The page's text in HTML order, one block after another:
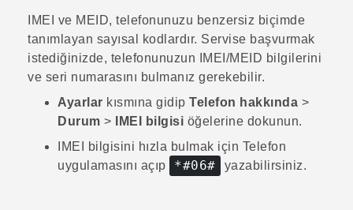
IMEI ve MEID, telefonunuzu benzersiz biçimde
tanımlayan sayısal kodlardır. Servise başvurmak
istediğinizde, telefonunuzun IMEI‍/‍MEID bilgilerini
ve seri numarasını bulmanız gerekebilir.
Ayarlar kısmına gidip Telefon hakkında >
Durum > IMEI bilgisi öğelerine dokunun.
IMEI bilgisini hızla bulmak için Telefon
uygulamasını açıp
*#06# yazabilirsiniz.